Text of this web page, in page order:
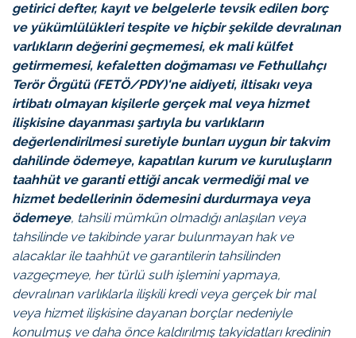
getirici defter, kayıt ve belgelerle tevsik edilen borç
ve yükümlülükleri tespite ve hiçbir şekilde devralınan
varlıkların değerini geçmemesi, ek mali külfet
getirmemesi, kefaletten doğmaması ve Fethullahçı
Terör Örgütü (FETÖ/PDY)'ne aidiyeti, iltisakı veya
irtibatı olmayan kişilerle gerçek mal veya hizmet
ilişkisine dayanması şartıyla bu varlıkların
değerlendirilmesi suretiyle bunları uygun bir takvim
dahilinde ödemeye, kapatılan kurum ve kuruluşların
taahhüt ve garanti ettiği ancak vermediği mal ve
hizmet bedellerinin ödemesini durdurmaya veya
ödemeye, tahsili mümkün olmadığı anlaşılan veya
tahsilinde ve takibinde yarar bulunmayan hak ve
alacaklar ile taahhüt ve garantilerin tahsilinden
vazgeçmeye, her türlü sulh işlemini yapmaya,
devralınan varlıklarla ilişkili kredi veya gerçek bir mal
veya hizmet ilişkisine dayanan borçlar nedeniyle
konulmuş ve daha önce kaldırılmış takyidatları kredinin